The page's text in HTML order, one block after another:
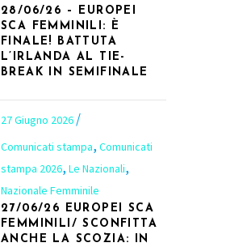
28/06/26 – EUROPEI
SCA FEMMINILI: È
FINALE! BATTUTA
L’IRLANDA AL TIE-
BREAK IN SEMIFINALE
27 Giugno 2026
Comunicati stampa, Comunicati
stampa 2026, Le Nazionali,
Nazionale Femminile
27/06/26 EUROPEI SCA
FEMMINILI/ SCONFITTA
ANCHE LA SCOZIA: IN